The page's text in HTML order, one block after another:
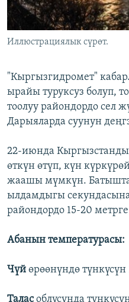
ЭЕ/АРнун бардык
Иллюстрациялык сүрөт.
"Кыргызгидромет"
ырайы туруксуз болуп,
тоолуу райондордо сел
Дарыяларда суунун
22-июнда
өткүн өтүп, күн
жаашы мүмкүн.
ылдамдыгы
райондордо 15-20
Абанын температурасы:
Чүй өрөөнүндө түнкүсүн
Таласоблусунда